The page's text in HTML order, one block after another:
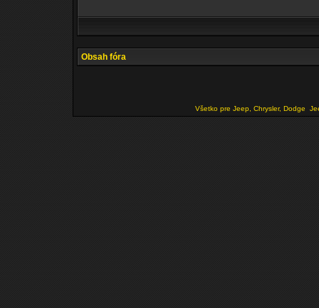
Obsah fóra
Všetko pre Jeep, Chrysler, Dodge